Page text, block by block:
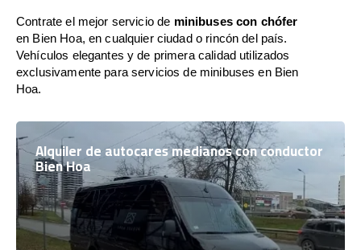
Contrate el mejor servicio de minibuses con chófer
en Bien Hoa, en cualquier ciudad o rincón del país.
Vehículos elegantes y de primera calidad utilizados
exclusivamente para servicios de minibuses en Bien
Hoa.
Alquiler de autocares medianos con conductor
Bien Hoa